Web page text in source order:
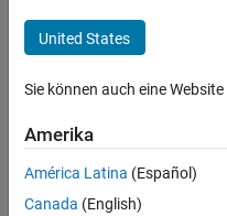
Configure C/C++ S-Function Features
ssSetAsyncTimerDataType
Syntax
Arguments
Arguments
S
clockTickDataType
United States
Sie können auch eine
Amerika
América Latina (Español)
Canada (English)